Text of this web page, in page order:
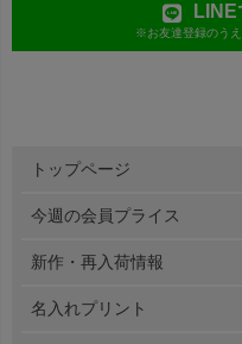
※お友達登録のう
トップページ
今週の会員プライス
新作・再入荷情報
名入れプリント